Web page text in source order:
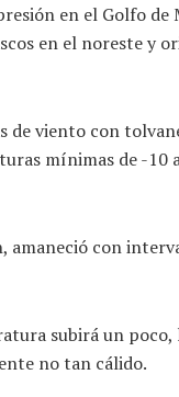
en el Golfo
en el noreste y
de viento con
mínimas de -10
con
subirá un poco,
no tan cálido.